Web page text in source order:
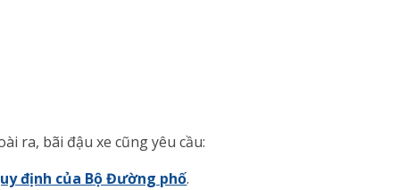
ra, bãi đậu xe cũng yêu cầu:
định của Bộ Đường phố.